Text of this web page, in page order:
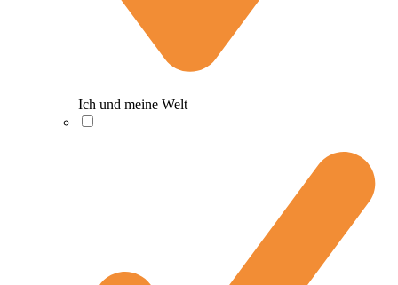
Ich und meine Welt